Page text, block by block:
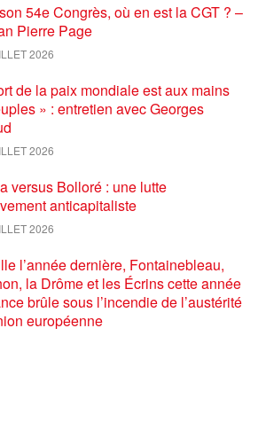
54e Congrès, où en est la CGT ? –
Pierre Page
2026
de la paix mondiale est aux mains
» : entretien avec Georges
2026
versus Bolloré : une lutte
anticapitaliste
2026
l’année dernière, Fontainebleau,
la Drôme et les Écrins cette année
brûle sous l’incendie de l’austérité
européenne